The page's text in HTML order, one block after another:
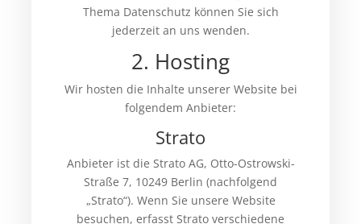
Thema Datenschutz können Sie sich
jederzeit an uns wenden.
2. Hosting
Wir hosten die Inhalte unserer Website bei
folgendem Anbieter:
Strato
Anbieter ist die Strato AG, Otto-Ostrowski-
Straße 7, 10249 Berlin (nachfolgend
„Strato“). Wenn Sie unsere Website
besuchen, erfasst Strato verschiedene